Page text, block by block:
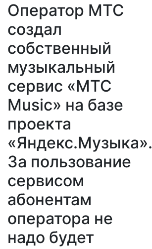
Оператор МТС
создал
собственный
музыкальный
сервис «МТС
Music» на базе
проекта
«Яндекс.Музыка».
За пользование
сервисом
абонентам
оператора не
надо будет